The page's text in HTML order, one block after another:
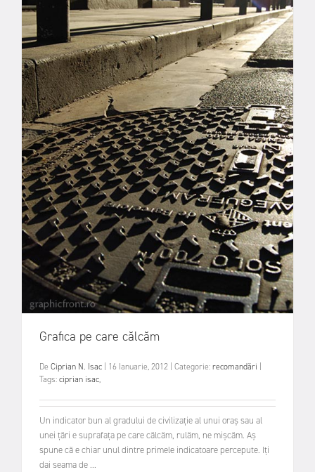
Grafica pe care călcăm
De Ciprian N. Isac 16 Ianuarie, 2012 Categorie:recomandări
Tags:ciprian isac,
Un indicator bun al gradului de civilizație al unui oraș sau al
unei țări e suprafața pe care călcăm, rulăm, ne mișcăm. Aș
spune că e chiar unul dintre primele indicatoare percepute. Iți
dai seama de ...